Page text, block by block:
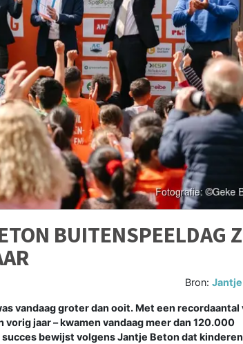
BUITENSPEELDAG
Bron:
vandaag groter dan ooit. Met een recordaantal
jaar – kwamen vandaag meer dan 120.000
bewijst volgens Jantje Beton dat kinderen